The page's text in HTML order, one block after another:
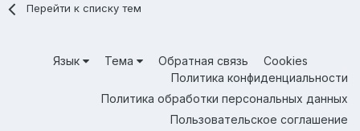
Перейти к списку тем
Язык Тема Обратная связь
Cookies
Политика конфиденциальности
Политика обработки персональных данных
Пользовательское соглашение